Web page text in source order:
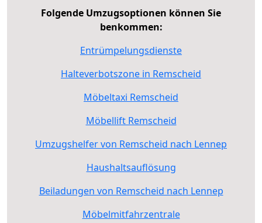
Folgende Umzugsoptionen können Sie
benkommen:
Entrümpelungsdienste
Halteverbotszone in Remscheid
Möbeltaxi Remscheid
Möbellift Remscheid
Umzugshelfer von Remscheid nach Lennep
Haushaltsauflösung
Beiladungen von Remscheid nach Lennep
Möbelmitfahrzentrale